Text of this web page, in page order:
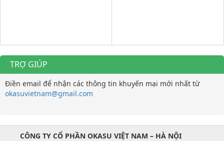
TRỢ GIÚP
Điền email để nhận các thông tin khuyến mại mới nhất từ
okasuvietnam@gmail.com
CÔNG TY CỔ PHẦN OKASU VIỆT NAM – HÀ NỘI